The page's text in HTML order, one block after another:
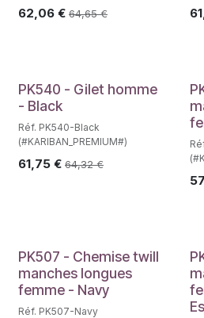
62,06 € 64,65€
PK540 - Gilet homme
- Black
Réf. PK540-Black
(#KARIBAN_PREMIUM#)
61,75 € 64,32€
PK507 - Chemise twill
manches longues
femme - Navy
Réf. PK507-Navy